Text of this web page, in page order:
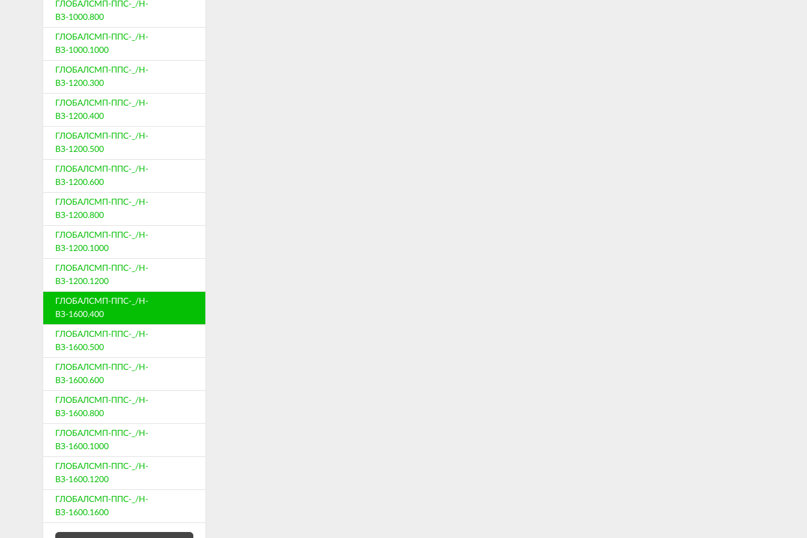
ГЛОБАЛСМП-ППС-_/Н-
ВЗ-1000.800
ГЛОБАЛСМП-ППС-_/Н-
ВЗ-1000.1000
ГЛОБАЛСМП-ППС-_/Н-
ВЗ-1200.300
ГЛОБАЛСМП-ППС-_/Н-
ВЗ-1200.400
ГЛОБАЛСМП-ППС-_/Н-
ВЗ-1200.500
ГЛОБАЛСМП-ППС-_/Н-
ВЗ-1200.600
ГЛОБАЛСМП-ППС-_/Н-
ВЗ-1200.800
ГЛОБАЛСМП-ППС-_/Н-
ВЗ-1200.1000
ГЛОБАЛСМП-ППС-_/Н-
ВЗ-1200.1200
ГЛОБАЛСМП-ППС-_/Н-
ВЗ-1600.400
ГЛОБАЛСМП-ППС-_/Н-
ВЗ-1600.500
ГЛОБАЛСМП-ППС-_/Н-
ВЗ-1600.600
ГЛОБАЛСМП-ППС-_/Н-
ВЗ-1600.800
ГЛОБАЛСМП-ППС-_/Н-
ВЗ-1600.1000
ГЛОБАЛСМП-ППС-_/Н-
ВЗ-1600.1200
ГЛОБАЛСМП-ППС-_/Н-
ВЗ-1600.1600